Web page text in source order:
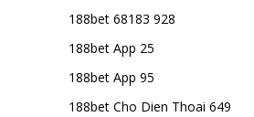
188bet 68183 928
188bet App 25
188bet App 95
188bet Cho Dien Thoai 649